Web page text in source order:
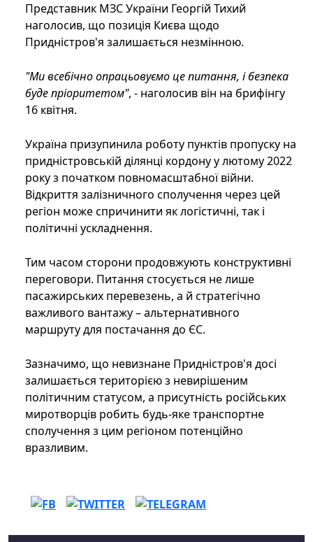
Представник МЗС України Георгій Тихий
наголосив, що позиція Києва щодо
Придністров'я залишається незмінною.
"Ми всебічно опрацьовуємо це питання, і безпека
буде пріоритетом", - наголосив він на брифінгу
16 квітня.
Україна призупинила роботу пунктів пропуску на
придністровській ділянці кордону у лютому 2022
року з початком повномасштабної війни.
Відкриття залізничного сполучення через цей
регіон може спричинити як логістичні, так і
політичні ускладнення.
Тим часом сторони продовжують конструктивні
переговори. Питання стосується не лише
пасажирських перевезень, а й стратегічно
важливого вантажу – альтернативного
маршруту для постачання до ЄС.
Зазначимо, що невизнане Придністров'я досі
залишається територією з невирішеним
політичним статусом, а присутність російських
миротворців робить будь-яке транспортне
сполучення з цим регіоном потенційно
вразливим.